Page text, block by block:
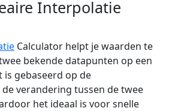
Interpolatie
Calculator helpt je waarden te
bekende datapunten op een
is gebaseerd op de
verandering tussen de twee
het ideaal is voor snelle